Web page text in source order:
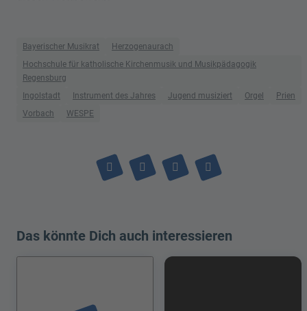
Bayerischer Musikrat
Herzogenaurach
Hochschule für katholische Kirchenmusik und Musikpädagogik
Regensburg
Ingolstadt
Instrument des Jahres Jugend musiziert Orgel
Prien
Vorbach
WESPE
Das könnte Dich auch interessieren